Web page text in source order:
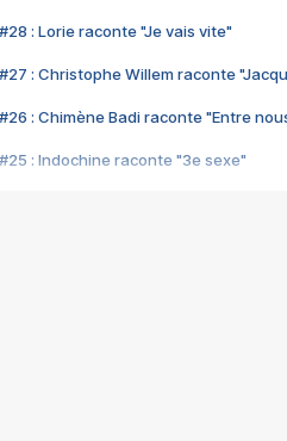
#28 : Lorie raconte "Je vais vite"
#27 : Christophe Willem raconte
#26 : Chimène Badi raconte "Entre
#25 : Indochine raconte "3e sexe"